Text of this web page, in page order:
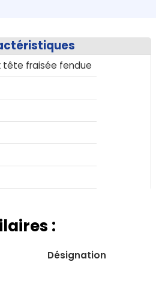
tête fraisée fendue
:
Désignation